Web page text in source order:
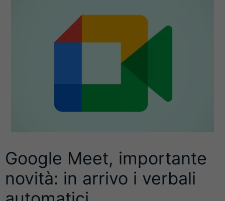
Google Meet, importante
novità: in arrivo i verbali